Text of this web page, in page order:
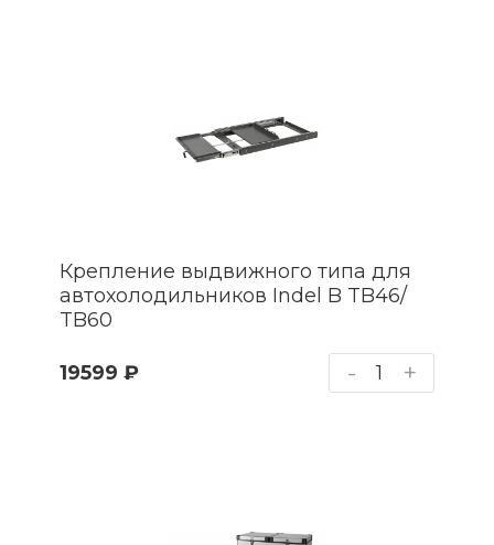
Крепление выдвижного типа для
автохолодильников Indel B TB46/
TB60
19599 ₽ - +